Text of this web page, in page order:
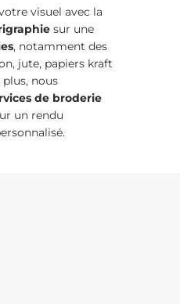
visuel avec la
sur une
, notamment des
jute, papiers kraft
nous
de broderie
un rendu